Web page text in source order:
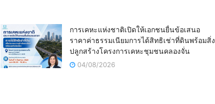
การเคหะแห่งชาติเปิดให้เอกชนยื่นข้อเสนอ
ราคาค่าธรรมเนียมการได้สิทธิเช่าที่ดินพร้อมสิ่ง
ปลูกสร้างโครงการเคหะชุมชนคลองจั่น
04/08/2026